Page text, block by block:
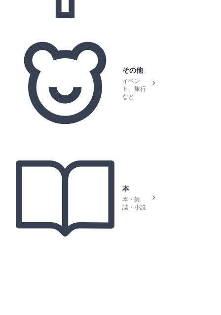
その他
イベン
ト、旅行
など
本
本・雑
誌・小説